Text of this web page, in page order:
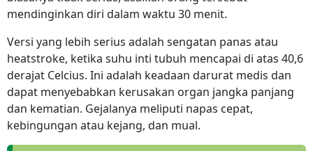
mendinginkan diri dalam waktu 30 menit.
Versi yang lebih serius adalah sengatan panas atau
heatstroke, ketika suhu inti tubuh mencapai di atas 40,6
derajat Celcius. Ini adalah keadaan darurat medis dan
dapat menyebabkan kerusakan organ jangka panjang
dan kematian. Gejalanya meliputi napas cepat,
kebingungan atau kejang, dan mual.